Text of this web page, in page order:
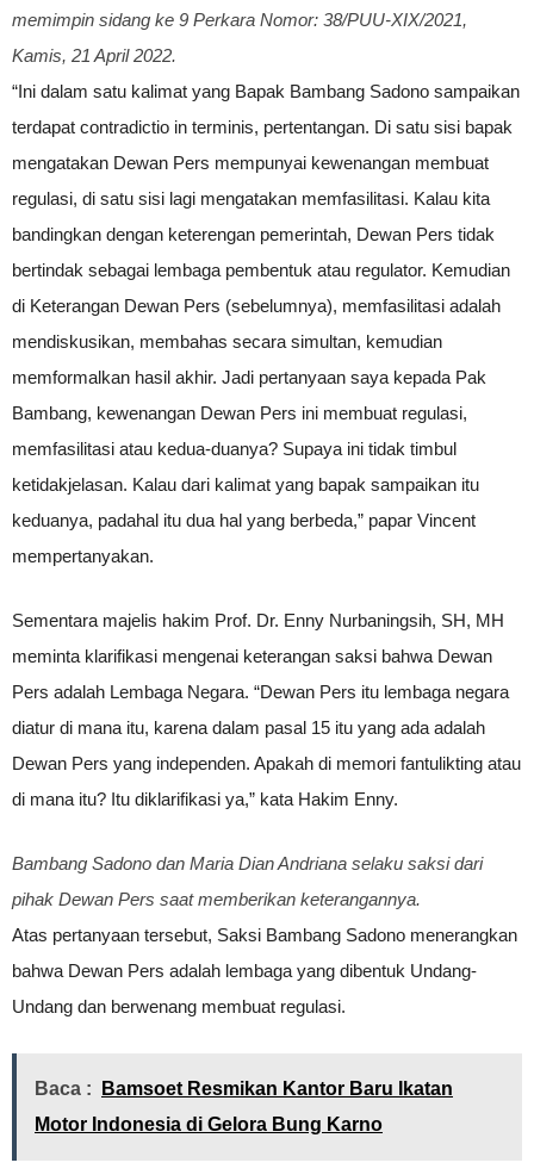
memimpin sidang ke 9 Perkara Nomor: 38/PUU-XIX/2021,
Kamis, 21 April 2022.
“Ini dalam satu kalimat yang Bapak Bambang Sadono sampaikan
terdapat contradictio in terminis, pertentangan. Di satu sisi bapak
mengatakan Dewan Pers mempunyai kewenangan membuat
regulasi, di satu sisi lagi mengatakan memfasilitasi. Kalau kita
bandingkan dengan keterengan pemerintah, Dewan Pers tidak
bertindak sebagai lembaga pembentuk atau regulator. Kemudian
di Keterangan Dewan Pers (sebelumnya), memfasilitasi adalah
mendiskusikan, membahas secara simultan, kemudian
memformalkan hasil akhir. Jadi pertanyaan saya kepada Pak
Bambang, kewenangan Dewan Pers ini membuat regulasi,
memfasilitasi atau kedua-duanya? Supaya ini tidak timbul
ketidakjelasan. Kalau dari kalimat yang bapak sampaikan itu
keduanya, padahal itu dua hal yang berbeda,” papar Vincent
mempertanyakan.
Sementara majelis hakim Prof. Dr. Enny Nurbaningsih, SH, MH
meminta klarifikasi mengenai keterangan saksi bahwa Dewan
Pers adalah Lembaga Negara. “Dewan Pers itu lembaga negara
diatur di mana itu, karena dalam pasal 15 itu yang ada adalah
Dewan Pers yang independen. Apakah di memori fantulikting atau
di mana itu? Itu diklarifikasi ya,” kata Hakim Enny.
Bambang Sadono dan Maria Dian Andriana selaku saksi dari
pihak Dewan Pers saat memberikan keterangannya.
Atas pertanyaan tersebut, Saksi Bambang Sadono menerangkan
bahwa Dewan Pers adalah lembaga yang dibentuk Undang-
Undang dan berwenang membuat regulasi.
Baca :
Bamsoet Resmikan Kantor Baru Ikatan
Motor Indonesia di Gelora Bung Karno